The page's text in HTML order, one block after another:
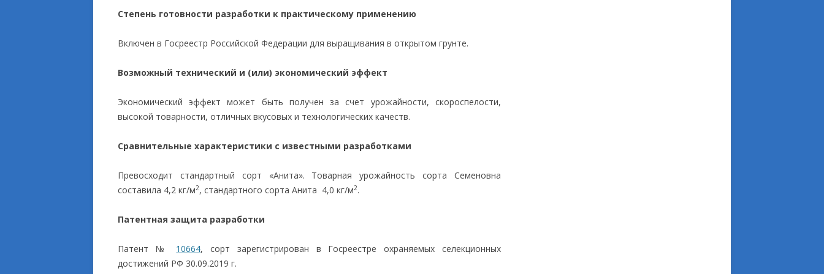
Степень готовности разработки к практическому применению
Включен в Госреестр Российской Федерации для выращивания в открытом грунте.
Возможный технический и (или) экономический эффект
Экономический эффект может быть получен за счет урожайности, скороспелости,
высокой товарности, отличных вкусовых и технологических качеств.
Сравнительные характеристики с известными разработками
Превосходит стандартный сорт «Анита». Товарная урожайность сорта Семеновна
составила 4,2 кг/м2, стандартного сорта Анита 4,0 кг/м2.
Патентная защита разработки
Патент № 10664, сорт зарегистрирован в Госреестре охраняемых селекционных
достижений РФ 30.09.2019 г.